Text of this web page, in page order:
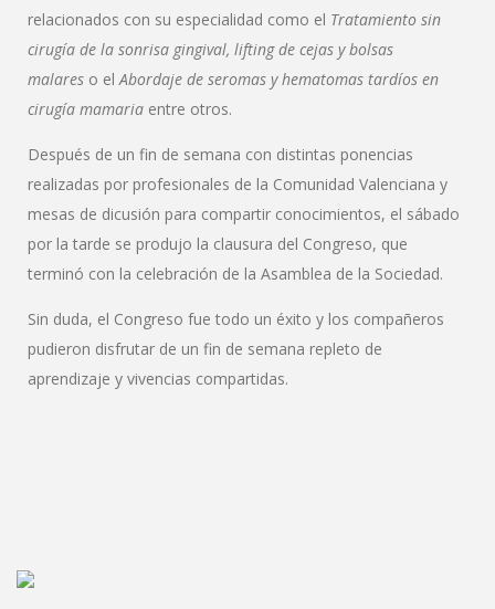
relacionados con su especialidad como el Tratamiento sin
cirugía de la sonrisa gingival, lifting de cejas y bolsas
malares o el Abordaje de seromas y hematomas tardíos en
cirugía mamaria entre otros.
Después de un fin de semana con distintas ponencias
realizadas por profesionales de la Comunidad Valenciana y
mesas de dicusión para compartir conocimientos, el sábado
por la tarde se produjo la clausura del Congreso, que
terminó con la celebración de la Asamblea de la Sociedad.
Sin duda, el Congreso fue todo un éxito y los compañeros
pudieron disfrutar de un fin de semana repleto de
aprendizaje y vivencias compartidas.